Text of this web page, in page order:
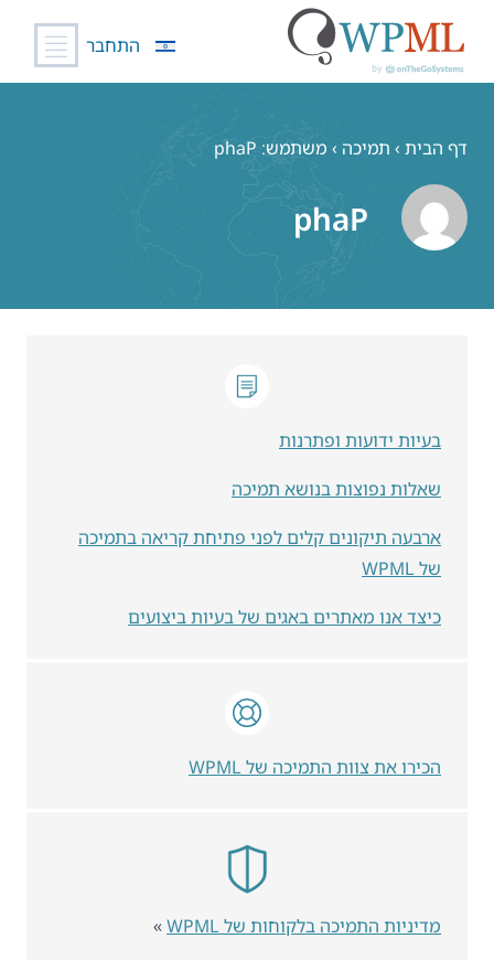
התחבר
דף הבית › תמיכה › משתמש: phaP
phaP
בעיות ידועות ופתרנות
שאלות נפוצות בנושא תמיכה
ארבעה תיקונים קלים לפני פתיחת קריאה בתמיכה
של WPML
כיצד אנו מאתרים באגים של בעיות ביצועים
הכירו את צוות התמיכה של WPML
מדיניות התמיכה בלקוחות של WPML »